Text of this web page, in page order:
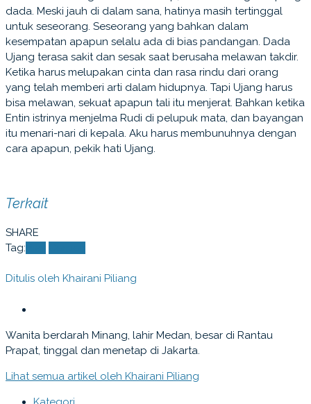
dada. Meski jauh di dalam sana, hatinya masih tertinggal
untuk seseorang. Seseorang yang bahkan dalam
kesempatan apapun selalu ada di bias pandangan. Dada
Ujang terasa sakit dan sesak saat berusaha melawan takdir.
Ketika harus melupakan cinta dan rasa rindu dari orang
yang telah memberi arti dalam hidupnya. Tapi Ujang harus
bisa melawan, sekuat apapun tali itu menjerat. Bahkan ketika
Entin istrinya menjelma Rudi di pelupuk mata, dan bayangan
itu menari-nari di kepala. Aku harus membunuhnya dengan
cara apapun, pekik hati Ujang.
Terkait
SHARE
Tag:
Ditulis oleh Khairani Piliang
Wanita berdarah Minang, lahir Medan, besar di Rantau
Prapat, tinggal dan menetap di Jakarta.
Lihat semua artikel oleh Khairani Piliang